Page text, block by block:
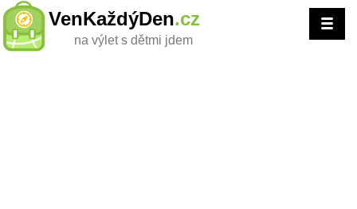
VenKaždýDen.cz
na výlet s dětmi jdem